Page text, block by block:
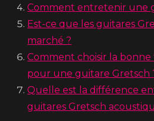
Comment entretenir une
Est-ce que les guitares
marché ?
Comment choisir la
pour une guitare Gretsch
Quelle est la différence
guitares Gretsch